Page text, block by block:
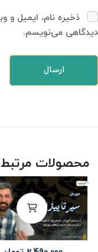
ذخیره نام، ایمیل و
دیدگاهی می‌نویسم.
محصولات مرتبط